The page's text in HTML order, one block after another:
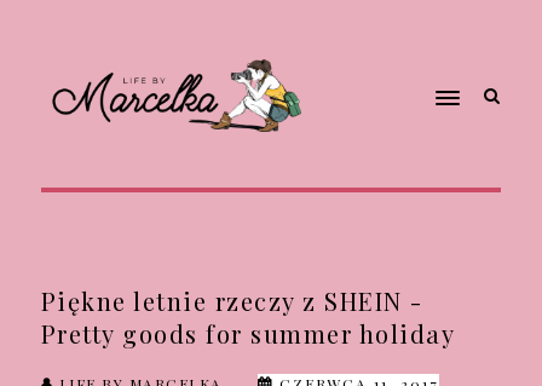
Piękne letnie rzeczy z SHEIN -
Pretty goods for summer holiday